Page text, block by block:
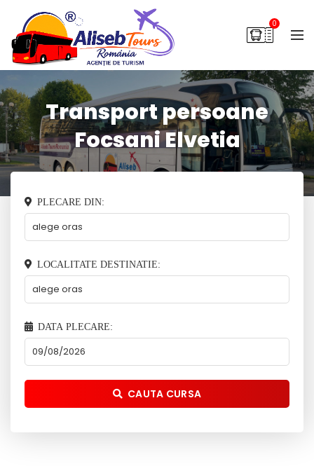
0
Transport persoane
Focsani Elvetia
PLECARE DIN:
LOCALITATE DESTINATIE:
DATA PLECARE:
CAUTA CURSA